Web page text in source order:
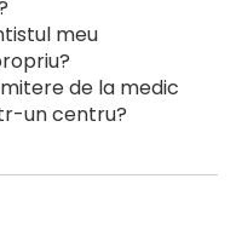
meu
de la medic
un centru?